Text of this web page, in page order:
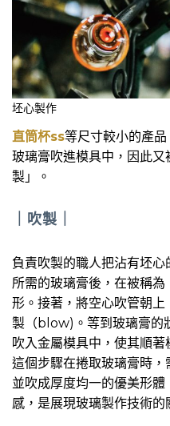
坯心製作
直筒杯ss等尺寸較小的產
玻璃膏吹進模具中，因此
製」。
吹製
負責吹製的職人把沾有坯
所需的玻璃膏後，在被稱
形。接著，將空心吹管朝
製（blow)。等到玻璃膏的
吹入金屬模具中，使其順
這個步驟在捲取玻璃膏時，
並吹成厚度均一的優美形
感，是展現玻璃製作技術的